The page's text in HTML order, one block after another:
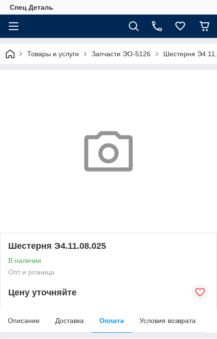
Спец Деталь
Товары и услуги Запчасти ЭО-5126 Шестерня
Шестерня Э4.11.08.025
В наличии
Опт и розница
Цену уточняйте
Описание Доставка Оплата Условия возврата